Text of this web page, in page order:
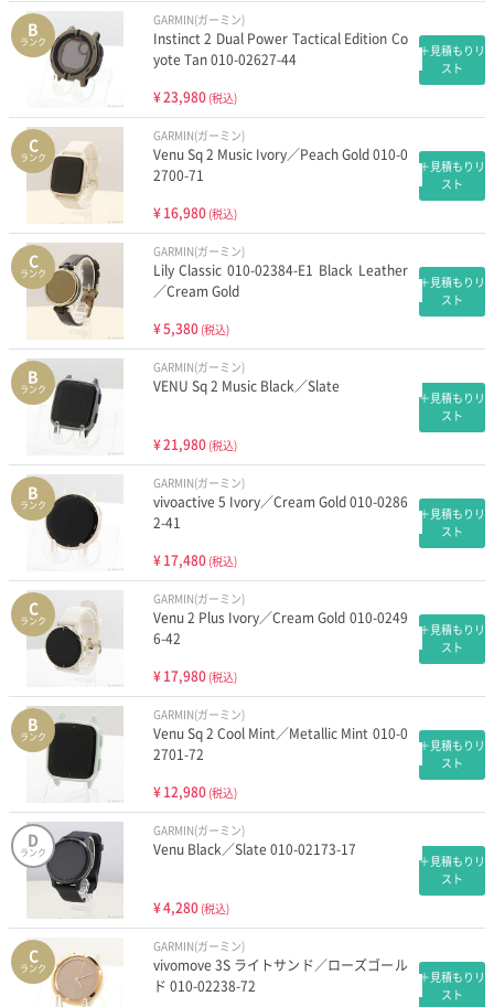
B
ランク
GARMIN(ガーミン)
Instinct 2 Dual Power Tactical Edition Co
yote Tan 010-02627-44
¥23,980 (税込)
＋見積もりリ
スト
C
ランク
GARMIN(ガーミン)
Venu Sq 2 Music Ivory／Peach Gold 010-0
2700-71
¥16,980 (税込)
＋見積もりリ
スト
C
ランク
GARMIN(ガーミン)
Lily Classic 010-02384-E1 Black Leather
／Cream Gold
¥5,380 (税込)
＋見積もりリ
スト
B
ランク
GARMIN(ガーミン)
VENU Sq 2 Music Black／Slate
¥21,980 (税込)
＋見積もりリ
スト
B
ランク
GARMIN(ガーミン)
vivoactive 5 Ivory／Cream Gold 010-0286
2-41
¥17,480 (税込)
＋見積もりリ
スト
C
ランク
GARMIN(ガーミン)
Venu 2 Plus Ivory／Cream Gold 010-0249
6-42
¥17,980 (税込)
＋見積もりリ
スト
B
ランク
GARMIN(ガーミン)
Venu Sq 2 Cool Mint／Metallic Mint 010-0
2701-72
¥12,980 (税込)
＋見積もりリ
スト
D
ランク
GARMIN(ガーミン)
Venu Black／Slate 010-02173-17
¥4,280 (税込)
＋見積もりリ
スト
C
ランク
GARMIN(ガーミン)
vivomove 3S ライトサンド／ローズゴール
ド 010-02238-72
＋見積もりリ
スト